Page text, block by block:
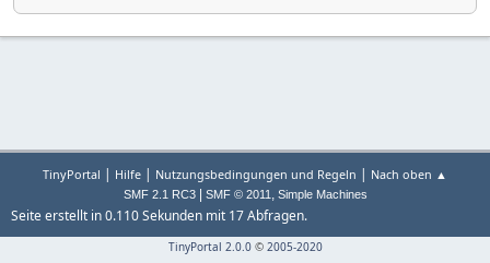
TinyPortal | Hilfe | Nutzungsbedingungen und Regeln | Nach oben ▲
SMF 2.1 RC3| SMF © 2011, Simple Machines
Seite erstellt in 0.110 Sekunden mit 17 Abfragen.
TinyPortal 2.0.0© 2005-2020